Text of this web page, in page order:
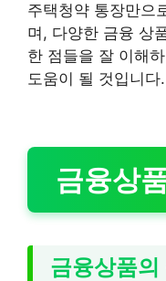
주택청약 통장만으
며, 다양한 금융 상
한 점들을 잘 이해
도움이 될 것입니다.
금융상
금융상품의